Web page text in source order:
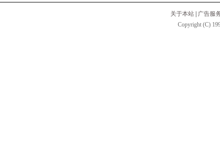
关于本站
广告服
Copyright (C)